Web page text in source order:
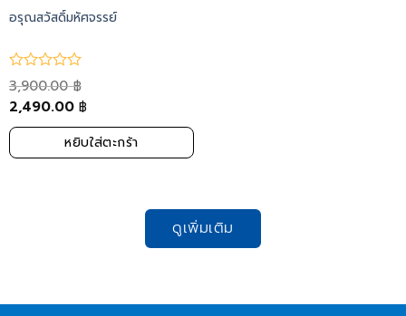
อรุณสวัสดิ์มหัศจรรย์
3,900.00฿
2,490.00 ฿
หยิบใส่ตะกร้า
ดูเพิ่มเติม